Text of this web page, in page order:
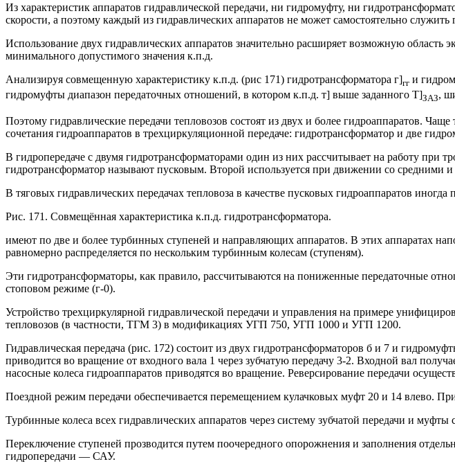
Из характеристик аппаратов гидравлической передачи, ни гидромуфту, ни
скорости, а поэтому каждый из гидравлических аппаратов не может самостоятельно служить
Использование двух гидравлических аппаратов значительно расширяет возможную
минимального допустимого значения к.п.д.
Анализируя совмещенную характеристику к.п.д. (рис 171) гидротрансформатора г]гг и
гидромуфты диапазон передаточных отношений, в котором к.п.д. т] выше заданного Т]ЗАЗ,
Поэтому гидравлические передачи тепловозов состоят из двух и более гидроаппаратов.
сочетания гидроаппаратов в трехциркуляционной передаче: гидротрансформатор и две
В гидропередаче с двумя гидротрансформаторами один из них рассчитывает на работу при
гидротрансформатор называют пусковым. Второй используется при движении со
В тяговых гидравлических передачах тепловоза в качестве пусковых гидроаппаратов
Рис. 171. Совмещённая характеристика к.п.д. гидротрансформатора.
имеют по две и более турбинных ступеней и направляющих аппаратов. В этих аппаратах
равномерно распределяется по нескольким турбинным колесам (ступеням).
Эти гидротрансформаторы, как правило, рассчитываются на пониженные передаточные
стоповом режиме (г-0).
Устройство трехциркулярной гидравлической передачи и управления на примере
тепловозов (в частности, ТГМ 3) в модификациях УГП 750, УГП 1000 и УГП 1200.
Гидравлическая передача (рис. 172) состоит из двух гидротрансформаторов б и 7 и
приводится во вращение от входного вала 1 через зубчатую передачу 3-2. Входной вал
насосные колеса гидроаппаратов приводятся во вращение. Реверсирование передачи
Поездной режим передачи обеспечивается перемещением кулачковых муфт 20 и 14 влево.
Турбинные колеса всех гидравлических аппаратов через систему зубчатой передачи и
Переключение ступеней прозводится путем поочередного опорожнения и заполнения
гидропередачи — САУ.